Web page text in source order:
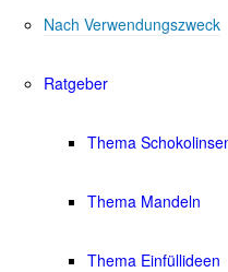
Nach Verwendungszweck
Ratgeber
Thema
Thema Mandeln
Thema Einfüllideen